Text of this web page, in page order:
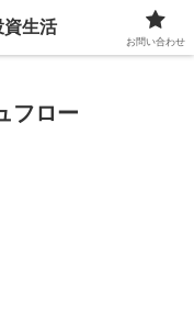
々への投資について
フロー
資生活
お問い合わせ